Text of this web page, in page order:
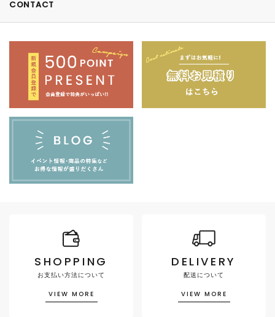
CONTACT
SHOPPING
お支払い方法について
VIEW MORE
DELIVERY
配送について
VIEW MORE